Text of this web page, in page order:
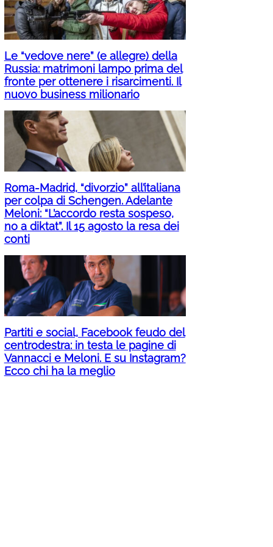
Le “vedove nere” (e allegre) della
Russia: matrimoni lampo prima del
fronte per ottenere i risarcimenti. Il
nuovo business milionario
Roma-Madrid, “divorzio” all’italiana
per colpa di Schengen. Adelante
Meloni: “L’accordo resta sospeso,
no a diktat”. Il 15 agosto la resa dei
conti
Partiti e social, Facebook feudo del
centrodestra: in testa le pagine di
Vannacci e Meloni. E su Instagram?
Ecco chi ha la meglio